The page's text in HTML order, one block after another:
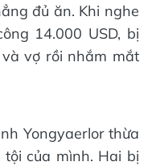
đủ ăn. Khi nghe
14.000 USD, bị
vợ rồi nhắm mắt
Yongyaerlor thừa
của mình. Hai bị